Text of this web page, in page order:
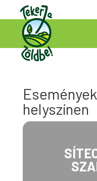
helyszínen